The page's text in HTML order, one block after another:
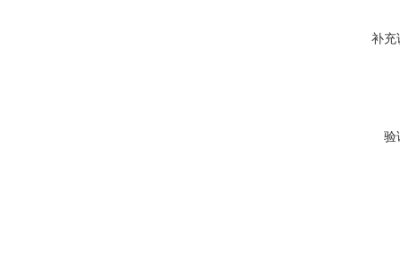
补充
验